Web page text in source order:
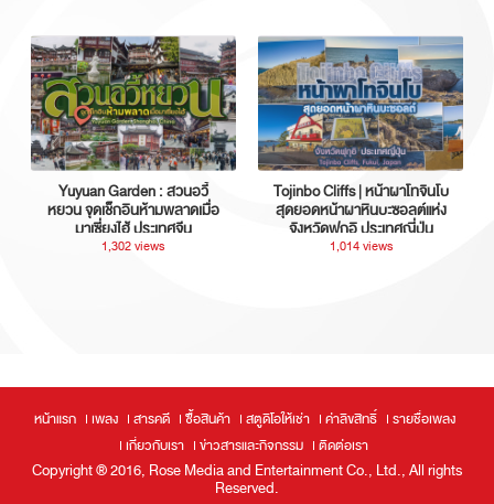
Yuyuan Garden : สวนอวี้
หยวน จุดเช็กอินห้ามพลาดเมื่อ
มาเซี่ยงไฮ้ ประเทศจีน
1,302 views
Tojinbo Cliffs | หน้าผาโทจินโบ
สุดยอดหน้าผาหินบะซอลต์แห่ง
จังหวัดฟุกุอิ ประเทศญี่ปุ่น
1,014 views
หน้าแรก เพลง สารคดี ซื้อสินค้า สตูดิโอให้เช่า ค่าลิขสิทธิ์
รายชื่อเพลง
เกี่ยวกับเรา
ข่าวสารและกิจกรรม ติดต่อเรา
Copyright ® 2016, Rose Media and Entertainment Co., Ltd., All rights
Reserved.